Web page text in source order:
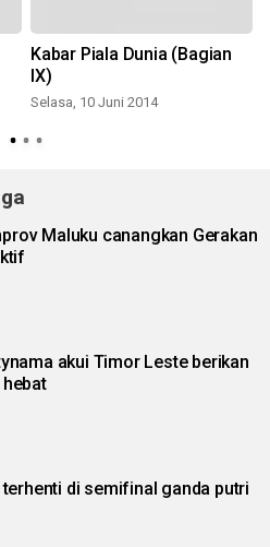
Kabar Piala Dunia (Bagian
IX)
Selasa, 10 Juni 2014
Maluku canangkan Gerakan
akui Timor Leste berikan
di semifinal ganda putri